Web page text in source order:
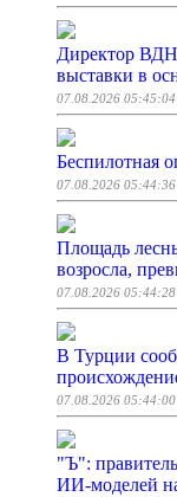
Директор
выставки в
07.08.2026 05:45:04
Беспилотная
07.08.2026 05:44:36
Площадь
возросла,
07.08.2026 05:44:28
В Турции
07.08.2026 05:44:00
"Ъ":
ИИ-моделей